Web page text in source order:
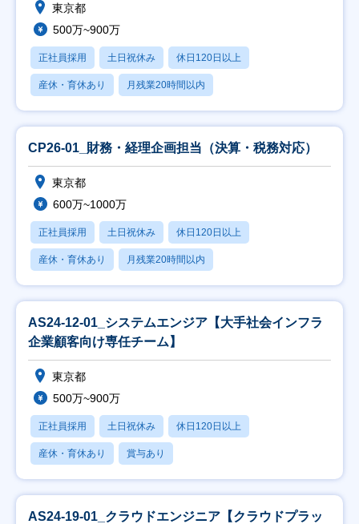
東京都
500万~900万
正社員採用 土日祝休み 休日120日以上
産休・育休あり 月残業20時間以内
CP26-01_財務・経理企画担当（決算・税務対応）
東京都
600万~1000万
正社員採用 土日祝休み 休日120日以上
産休・育休あり 月残業20時間以内
AS24-12-01_システムエンジア【大手社会インフラ
企業顧客向け専任チーム】
東京都
500万~900万
正社員採用 土日祝休み 休日120日以上
産休・育休あり 賞与あり
AS24-19-01_クラウドエンジニア【クラウドプラッ